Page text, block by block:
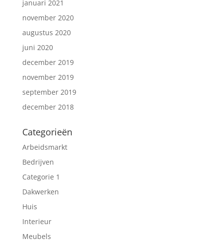
januari 2021
november 2020
augustus 2020
juni 2020
december 2019
november 2019
september 2019
december 2018
Categorieën
Arbeidsmarkt
Bedrijven
Categorie 1
Dakwerken
Huis
Interieur
Meubels